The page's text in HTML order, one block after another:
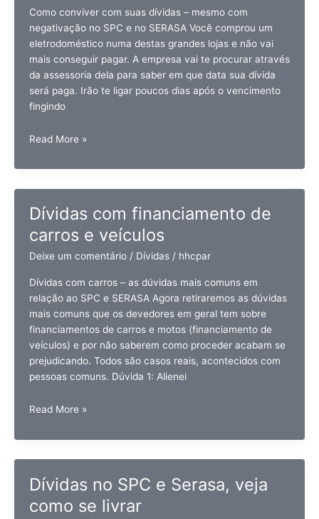
Como conviver com suas dívidas – mesmo com
negativação no SPC e no SERASA Você comprou um
eletrodoméstico numa destas grandes lojas e não vai
mais conseguir pagar. A empresa vai te procurar através
da assessoria dela para saber em que data sua dívida
será paga. Irão te ligar poucos dias após o vencimento
fingindo
Como
sem
Read More »
Dívidas com financiamento de
carros e veículos
Deixe um comentário / Dívidas/ hhcpar
Dívidas com carros – as dúvidas mais comuns em
relação ao SPC e SERASA Agora retiraremos as dúvidas
mais comuns que os devedores em geral tem sobre
financiamentos de carros e motos (financiamento de
veículos) e por não saberem como proceder acabam se
prejudicando. Todos são casos reais, acontecidos com
pessoas comuns. Dúvida 1: Alienei
Dívidas
financiamento
e
veículos
Read More »
Dívidas no SPC e Serasa, veja
como se livrar